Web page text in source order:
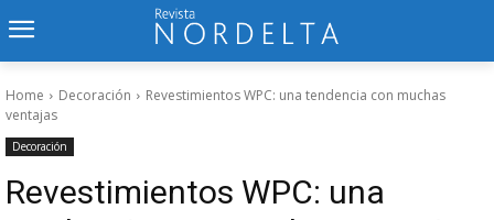
Home Decoración
Revestimientos WPC: una tendencia con muchas
ventajas
Decoración
Revestimientos WPC: una